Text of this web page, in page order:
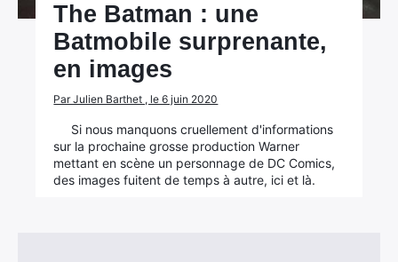
The Batman : une
Batmobile surprenante,
en images
Par Julien Barthet , le 6 juin 2020
Si nous manquons cruellement d'informations
sur la prochaine grosse production Warner
mettant en scène un personnage de DC Comics,
des images fuitent de temps à autre, ici et là.